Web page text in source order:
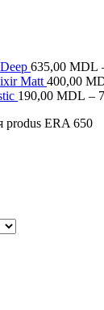
635,00 MDL
Matt 400,00
190,00 MDL –
produs ERA 650